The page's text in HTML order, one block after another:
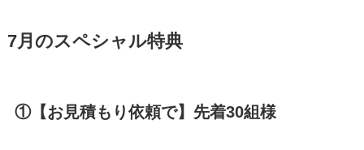
7月のスペシャル特典
①【お見積もり依頼で】先着30組様